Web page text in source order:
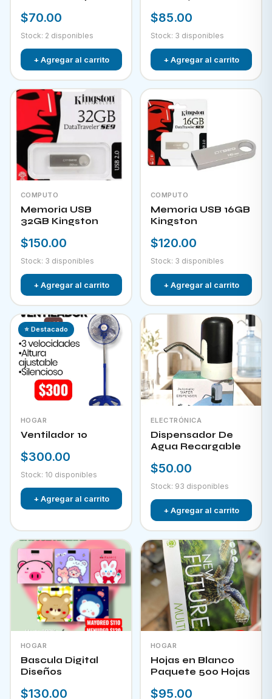
$70.00
Stock: 2 disponibles
+ Agregar al carrito
$85.00
Stock: 3 disponibles
+ Agregar al carrito
COMPUTO
Memoria USB
32GB Kingston
$150.00
Stock: 3 disponibles
+ Agregar al carrito
COMPUTO
Memoria USB 16GB
Kingston
$120.00
Stock: 3 disponibles
+ Agregar al carrito
⭐ Destacado
HOGAR
Ventilador 10
$300.00
Stock: 10 disponibles
+ Agregar al carrito
ELECTRÓNICA
Dispensador De
Agua Recargable
$50.00
Stock: 93 disponibles
+ Agregar al carrito
HOGAR
Bascula Digital
Diseños
$130.00
HOGAR
Hojas en Blanco
Paquete 500 Hojas
$95.00